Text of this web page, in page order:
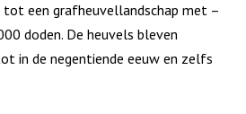
een grafheuvellandschap met –
doden. De heuvels bleven
in de negentiende eeuw en zelfs